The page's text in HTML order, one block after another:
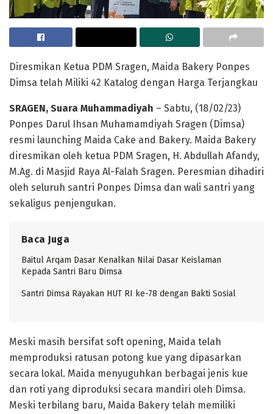
Diresmikan Ketua PDM Sragen, Maida Bakery Ponpes
Dimsa telah Miliki 42 Katalog dengan Harga Terjangkau
SRAGEN, Suara Muhammadiyah – Sabtu, (18/02/23)
Ponpes Darul Ihsan Muhamamdiyah Sragen (Dimsa)
resmi launching Maida Cake and Bakery. Maida Bakery
diresmikan oleh ketua PDM Sragen, H. Abdullah Afandy,
M.Ag. di Masjid Raya Al-Falah Sragen. Peresmian dihadiri
oleh seluruh santri Ponpes Dimsa dan wali santri yang
sekaligus penjengukan.
Baca Juga
Baitul Arqam Dasar Kenalkan Nilai Dasar Keislaman
Kepada Santri Baru Dimsa
Santri Dimsa Rayakan HUT RI ke-78 dengan Bakti Sosial
Meski masih bersifat soft opening, Maida telah
memproduksi ratusan potong kue yang dipasarkan
secara lokal. Maida menyuguhkan berbagai jenis kue
dan roti yang diproduksi secara mandiri oleh Dimsa.
Meski terbilang baru, Maida Bakery telah memiliki